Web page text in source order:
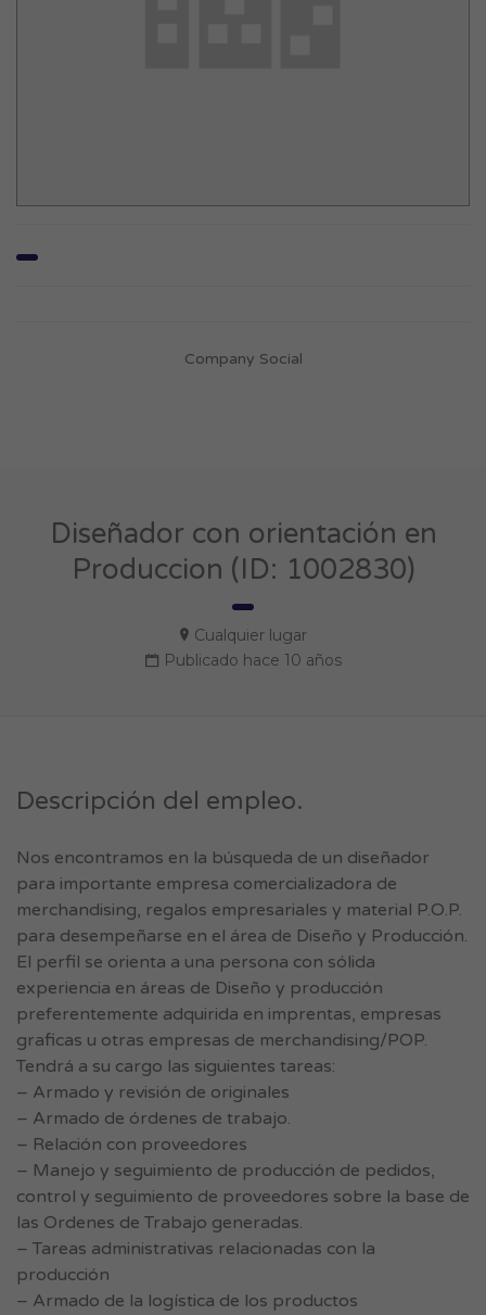
Company Social
Diseñador con orientación en
Produccion (ID: 1002830)
Cualquier lugar
Publicado hace 10 años
Descripción del empleo.
Nos encontramos en la búsqueda de un diseñador
para importante empresa comercializadora de
merchandising, regalos empresariales y material P.O.P.
para desempeñarse en el área de Diseño y Producción.
El perfil se orienta a una persona con sólida
experiencia en áreas de Diseño y producción
preferentemente adquirida en imprentas, empresas
graficas u otras empresas de merchandising/POP.
Tendrá a su cargo las siguientes tareas:
– Armado y revisión de originales
– Armado de órdenes de trabajo.
– Relación con proveedores
– Manejo y seguimiento de producción de pedidos,
control y seguimiento de proveedores sobre la base de
las Ordenes de Trabajo generadas.
– Tareas administrativas relacionadas con la
producción
– Armado de la logística de los productos